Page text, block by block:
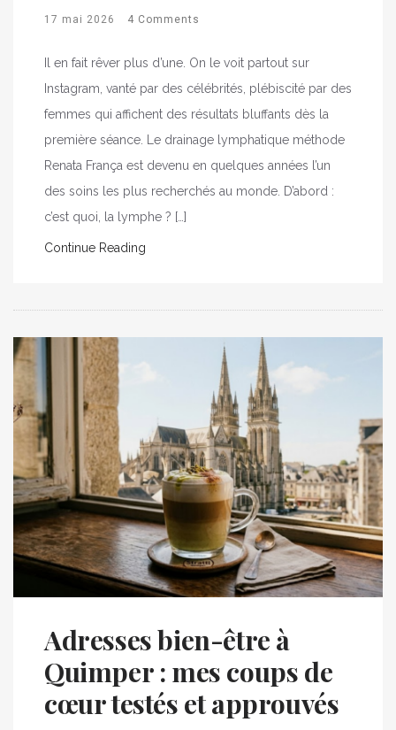
17 mai 2026 4 Comments
Il en fait rêver plus d’une. On le voit partout sur
Instagram, vanté par des célébrités, plébiscité par des
femmes qui affichent des résultats bluffants dès la
première séance. Le drainage lymphatique méthode
Renata França est devenu en quelques années l’un
des soins les plus recherchés au monde. D’abord :
c’est quoi, la lymphe ? […]
Continue Reading
Adresses bien-être à
Quimper : mes coups de
cœur testés et approuvés